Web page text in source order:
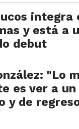
integra
y está a
debut
"Lo
es ver a
y de